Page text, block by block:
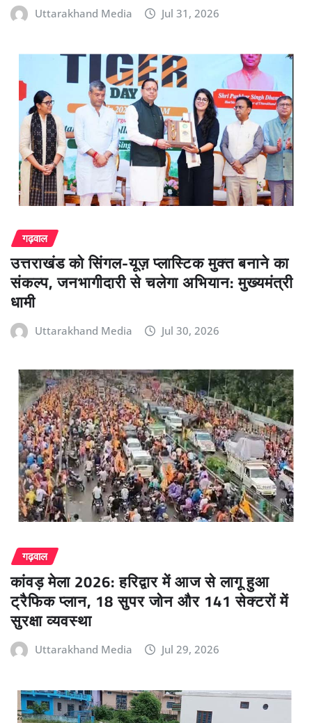
Uttarakhand Media Jul 31, 2026
गढ़वाल
उत्तराखंड को सिंगल-यूज़ प्लास्टिक मुक्त बनाने का
संकल्प, जनभागीदारी से चलेगा अभियान: मुख्यमंत्री
धामी
Uttarakhand Media Jul 30, 2026
गढ़वाल
कांवड़ मेला 2026: हरिद्वार में आज से लागू हुआ
ट्रैफिक प्लान, 18 सुपर जोन और 141 सेक्टरों में
सुरक्षा व्यवस्था
Uttarakhand Media Jul 29, 2026